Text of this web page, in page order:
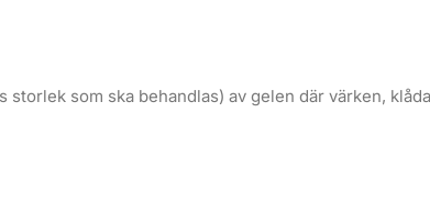
storlek som ska behandlas) av gelen där värken,